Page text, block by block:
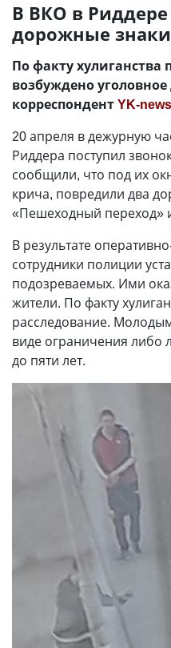
В ВКО в
дорожные знаки
По факту
возбуждено уголовное
корреспондентYK-
20 апреля в дежурную
Риддера поступил
сообщили, что под их
крича, повредили два
«Пешеходный переход»
В результате
сотрудники полиции
подозреваемых. Ими
жители. По факту
расследование.
виде ограничения
до пяти лет.